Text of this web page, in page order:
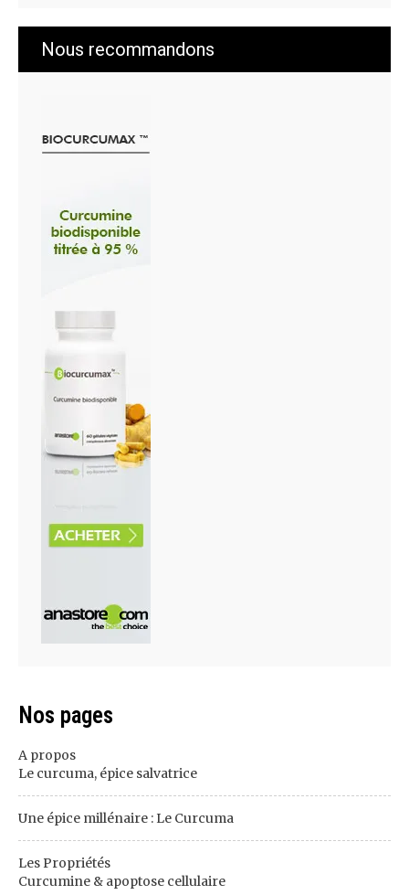
Nous recommandons
Nos pages
A propos
Le curcuma, épice salvatrice
Une épice millénaire : Le Curcuma
Les Propriétés
Curcumine & apoptose cellulaire